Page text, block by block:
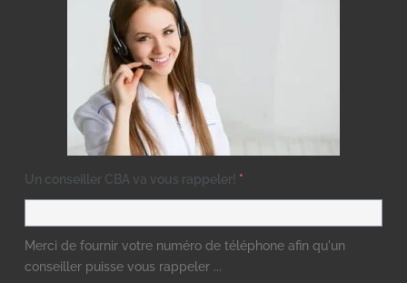
Un conseiller CBA va vous rappeler! *
Merci de fournir votre numéro de téléphone afin qu'un
conseiller puisse vous rappeler ...